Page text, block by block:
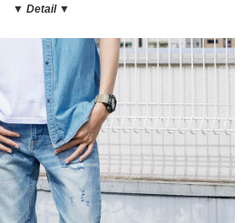
▼ Detail ▼